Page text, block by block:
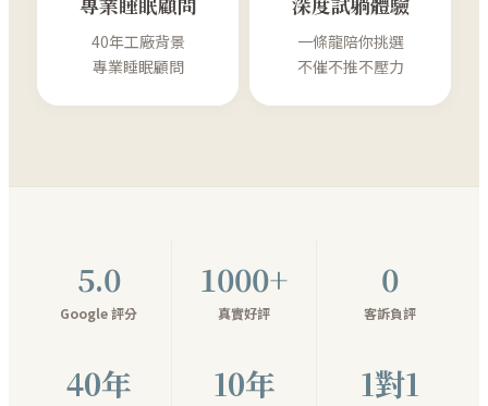
40年工廠背景
專業睡眠顧問
一條龍陪你挑選
不催不推不壓力
5.0
Google 評分
1000+
真實好評
0
客訴負評
40年 10年 1對1